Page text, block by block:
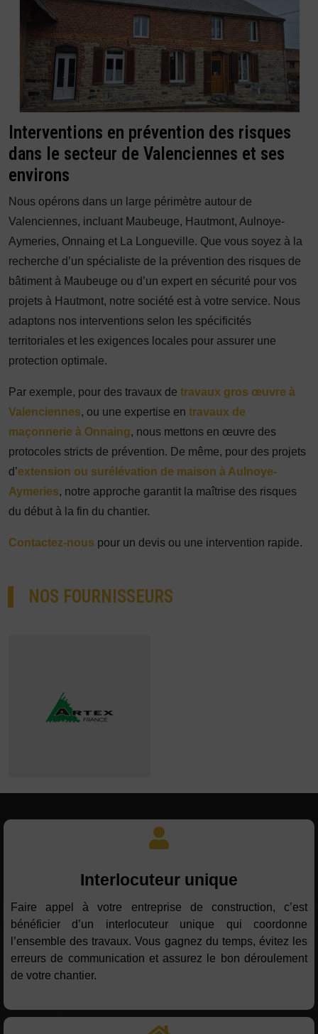
Interventions en prévention des risques
dans le secteur de Valenciennes et ses
environs
Nous opérons dans un large périmètre autour de
Valenciennes, incluant Maubeuge, Hautmont, Aulnoye-
Aymeries, Onnaing et La Longueville. Que vous soyez à la
recherche d’un spécialiste de la prévention des risques de
bâtiment à Maubeuge ou d’un expert en sécurité pour vos
projets à Hautmont, notre société est à votre service. Nous
adaptons nos interventions selon les spécificités
territoriales et les exigences locales pour assurer une
protection optimale.
Par exemple, pour des travaux de travaux gros œuvre à
Valenciennes, ou une expertise en travaux de
maçonnerie à Onnaing, nous mettons en œuvre des
protocoles stricts de prévention. De même, pour des projets
d’extension ou surélévation de maison à Aulnoye-
Aymeries, notre approche garantit la maîtrise des risques
du début à la fin du chantier.
Contactez-nous pour un devis ou une intervention rapide.
NOS FOURNISSEURS
Interlocuteur unique
Faire appel à votre entreprise de construction, c’est
bénéficier d’un interlocuteur unique qui coordonne
l’ensemble des travaux. Vous gagnez du temps, évitez les
erreurs de communication et assurez le bon déroulement
de votre chantier.